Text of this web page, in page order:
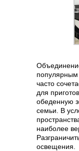
популярным
часто
для
обеденную
семьи. В
наиболее
освещения.